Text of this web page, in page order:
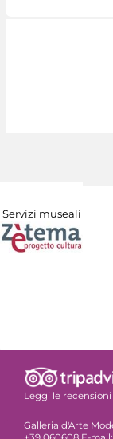
Servizi museali
Leggi le recensioni
Galleria d'Arte